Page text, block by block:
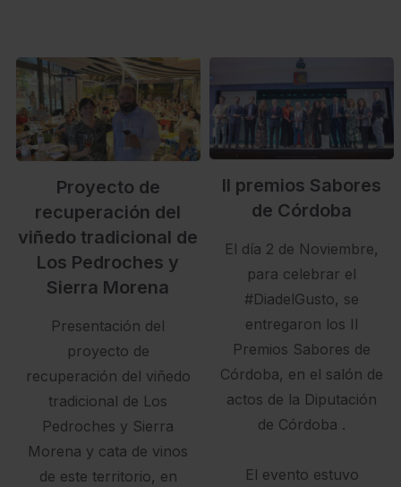
Proyecto de
recuperación del
viñedo tradicional de
Los Pedroches y
Sierra Morena
Presentación del
proyecto de
recuperación del viñedo
tradicional de Los
Pedroches y Sierra
Morena y cata de vinos
de este territorio, en
II premios Sabores
de Córdoba
El día 2 de Noviembre,
para celebrar el
#DiadelGusto, se
entregaron los II
Premios Sabores de
Córdoba, en el salón de
actos de la Diputación
de Córdoba .
El evento estuvo